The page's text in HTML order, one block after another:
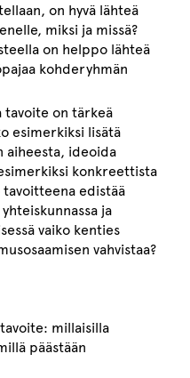
on hyvä lähteä
miksi ja missä?
on helppo lähteä
kohderyhmän
tavoite on tärkeä
esimerkiksi lisätä
aiheesta, ideoida
konkreettista
edistää
ja
vaiko kenties
vahvistaa?
millaisilla
päästään